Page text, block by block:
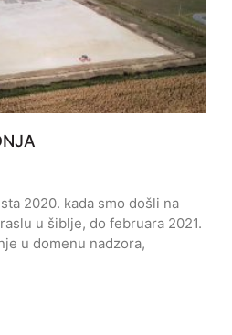
2020. kada smo došli na
u šiblje, do februara 2021.
u domenu nadzora,